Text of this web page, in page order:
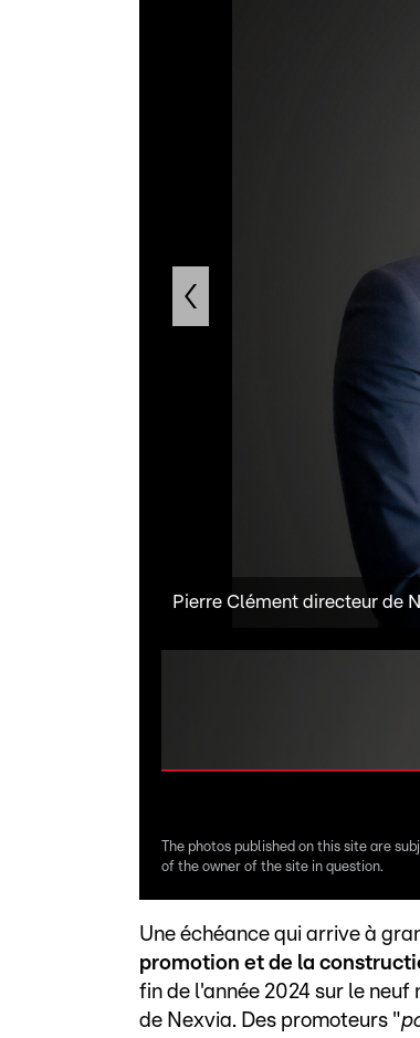
Pierre Clément directeur de
The photos published on this site are
of the owner of the site in question.
Une échéance qui arrive à
promotion et de la
fin de l'année 2024 sur le
de Nexvia. Des promoteurs "